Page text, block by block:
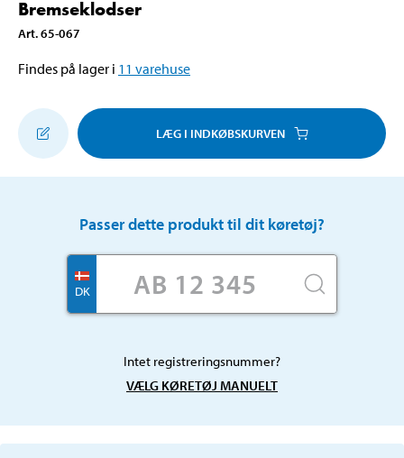
Bremseklodser
Art.65-067
Findes på lager i 11 varehuse
LÆG I INDKØBSKURVEN
Passer dette produkt til dit køretøj?
DK
Intet registreringsnummer?
VÆLG KØRETØJ MANUELT